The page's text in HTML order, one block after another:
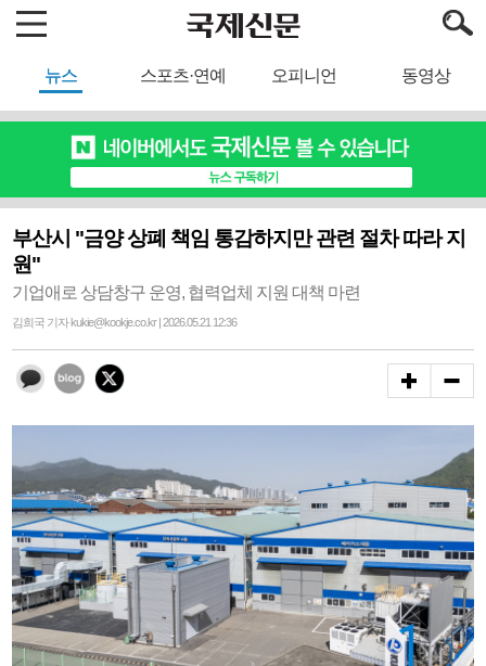
뉴스 스포츠·연예 오피니언 동영상
부산시 "금양 상폐 책임 통감하지만 관련 절차 따라 지
원"
기업애로 상담창구 운영, 협력업체 지원 대책 마련
김희국 기자 kukie@kookje.co.kr | 2026.05.21 12:36